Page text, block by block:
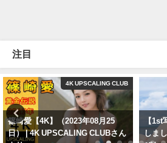
注目
ん
【1st写真集】「まるごと」発売
しました。【メイキング】 | まる